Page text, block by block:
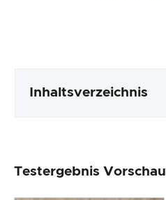
Inhaltsverzeichnis
Produktverarbeitung &
Testergebnis Vorschau